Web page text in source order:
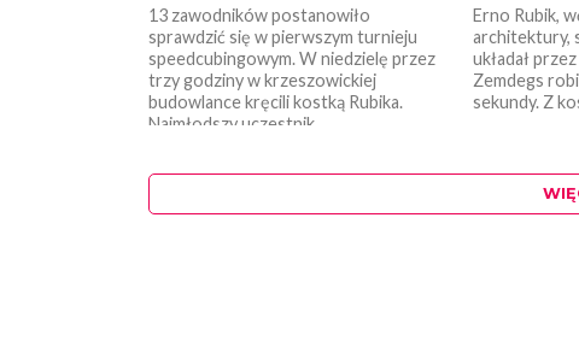
13 zawodników postanowiło
sprawdzić się w pierwszym turnieju
speedcubingowym. W niedzielę przez
trzy godziny w krzeszowickiej
budowlance kręcili kostką Rubika.
Najmłodszy uczestnik...
Erno Rubik,
architektury,
układał
Zemdegs
sekundy. Z